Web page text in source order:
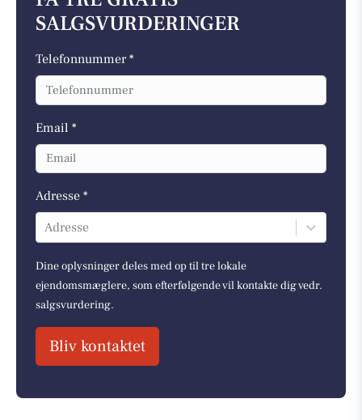
SALGSVURDERINGER
Telefonnummer *
Email *
Adresse *
Adresse
Dine oplysninger deles med op til tre lokale
ejendomsmæglere, som efterfølgende vil kontakte dig vedr.
salgsvurdering.
Bliv kontaktet